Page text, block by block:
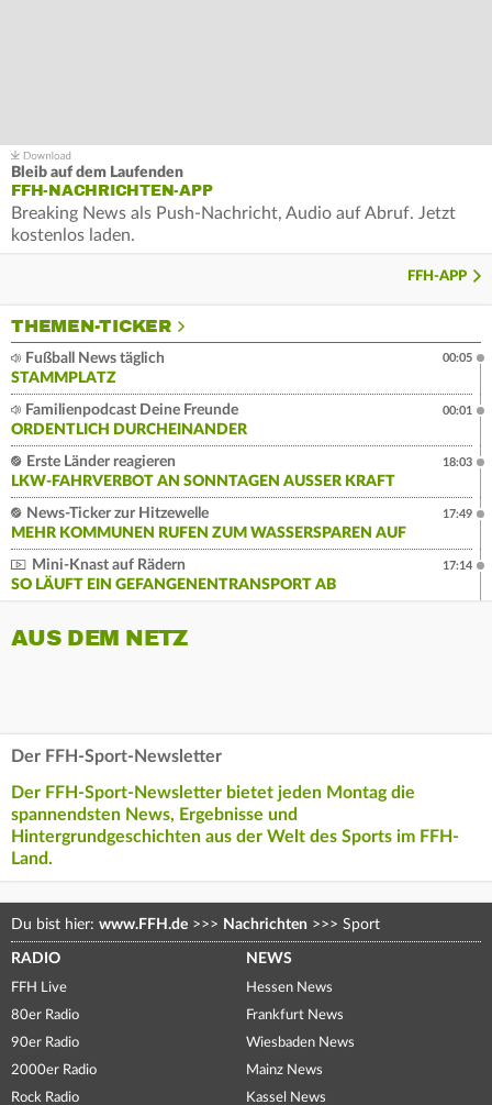
Bleib auf dem Laufenden
FFH-NACHRICHTEN-APP
Breaking News als Push-Nachricht, Audio auf Abruf. Jetzt
kostenlos laden.
FFH-APP
THEMEN-TICKER
Fußball News täglich
STAMMPLATZ
00:05
Familienpodcast Deine Freunde
ORDENTLICH DURCHEINANDER
00:01
Erste Länder reagieren
LKW-FAHRVERBOT AN SONNTAGEN AUSSER KRAFT
18:03
News-Ticker zur Hitzewelle
MEHR KOMMUNEN RUFEN ZUM WASSERSPAREN AUF
17:49
Mini-Knast auf Rädern
SO LÄUFT EIN GEFANGENENTRANSPORT AB
17:14
AUS DEM NETZ
Der FFH-Sport-Newsletter
Der FFH-Sport-Newsletter bietet jeden Montag die
spannendsten News, Ergebnisse und
Hintergrundgeschichten aus der Welt des Sports im FFH-
Land.
Du bist hier: www.FFH.de >>> Nachrichten >>> Sport
RADIO
FFH Live
80er Radio
90er Radio
2000er Radio
Rock Radio
NEWS
Hessen News
Frankfurt News
Wiesbaden News
Mainz News
Kassel News